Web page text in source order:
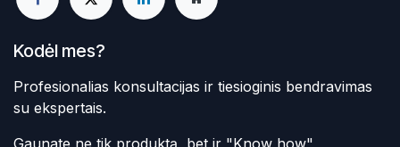
Kodėl mes?
Profesionalias konsultacijas ir tiesioginis bendravimas
su ekspertais.